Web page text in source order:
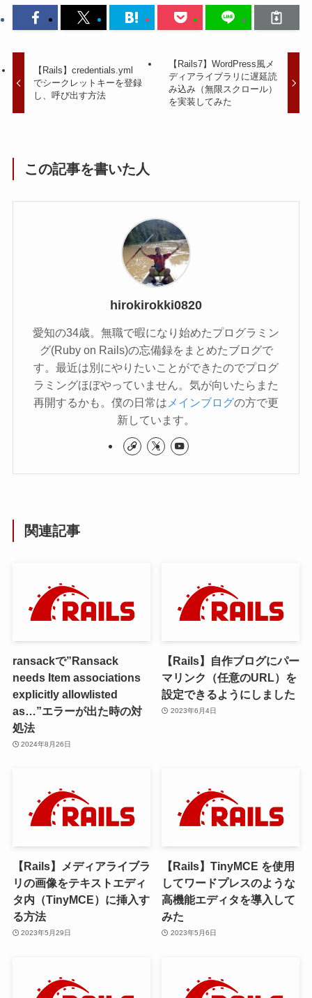
【Rails】credentials.yml
でシークレットキーを登録
し、呼び出す方法
【Rails7】WordPress風メ
ディアライブラリに遅延読
み込み（無限スクロール）
を実装してみた
この記事を書いた人
hirokirokki0820
愛知の34歳。無職で暇になり始めたプログラミン
グ(Ruby on Rails)の忘備録をまとめたブログで
す。最近は別にやりたいことができたのでプログ
ラミングほぼやっていません。気が向いたらまた
再開するかも。僕の日常は メインブログの方で更
新しています。
関連記事
ransackで”Ransack
needs Item associations
explicitly allowlisted
as…”エラーが出た時の対
処法
2024年8月26日
【Rails】自作ブログにパー
マリンク（任意のURL）を
設定できるようにしました
2023年6月4日
【Rails】メディアライブラ
リの画像をテキストエディ
タ内（TinyMCE）に挿入す
る方法
2023年5月29日
【Rails】TinyMCE を使用
してワードプレスのような
高機能エディタを導入して
みた
2023年5月6日